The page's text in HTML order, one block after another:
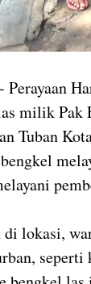
- Perayaan
milik Pak
Tuban
di lokasi,